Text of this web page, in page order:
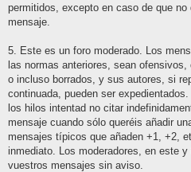
permitidos, excepto en caso de que no
mensaje.
5. Este es un foro moderado. Los
las normas anteriores, sean
o incluso borrados, y sus autores, si
continuada, pueden ser
los hilos intentad no citar
mensaje cuando sólo queréis añadir
mensajes típicos que añaden +1, +2,
inmediato. Los moderadores, en este
vuestros mensajes sin aviso.